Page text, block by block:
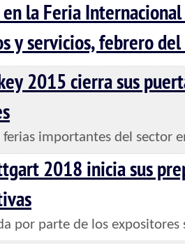
la Feria
y servicios, febrero
2015 cierra sus
ferias importantes del sector
2018 inicia sus
por parte de los